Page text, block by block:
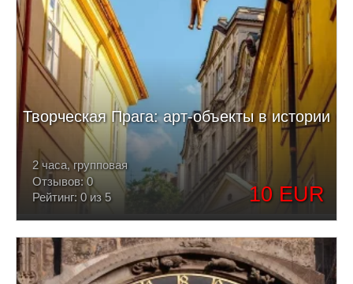
Творческая Прага: арт-объекты в истории
10 EUR
2 часа, групповая
Отзывов: 0
Рейтинг: 0 из 5